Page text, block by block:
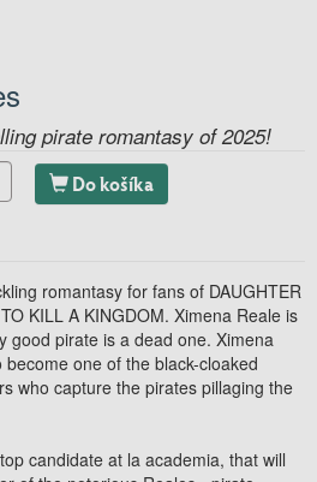
pirate romantasy of 2025!
Do košíka
romantasy for fans of DAUGHTER
KILL A KINGDOM. Ximena Reale is
good pirate is a dead one. Ximena
one of the black-cloaked
who capture the pirates pillaging the
candidate at la academia, that will